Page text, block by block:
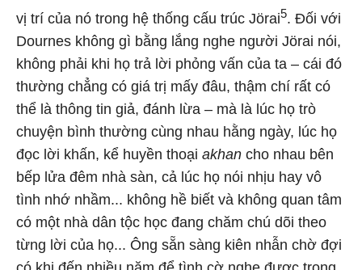
vị trí của nó trong hệ thống cấu trúc Jörai5. Đối với
Dournes không gì bằng lắng nghe người Jörai nói,
không phải khi họ trả lời phỏng vấn của ta – cái đó
thường chẳng có giá trị mấy đâu, thậm chí rất có
thể là thông tin giả, đánh lừa – mà là lúc họ trò
chuyện bình thường cùng nhau hằng ngày, lúc họ
đọc lời khấn, kể huyền thoại akhan cho nhau bên
bếp lửa đêm nhà sàn, cả lúc họ nói nhịu hay vô
tình nhớ nhầm... không hề biết và không quan tâm
có một nhà dân tộc học đang chăm chú dõi theo
từng lời của họ... Ông sẵn sàng kiên nhẫn chờ đợi